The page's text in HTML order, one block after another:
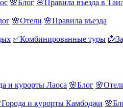
🌸Блог 🌸Правила въезда в
🌸Отели 🌸Правила въезда
✅Комбинированные туры
и курорты Лаоса 🌸Блог
и курорты Камбоджи